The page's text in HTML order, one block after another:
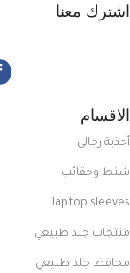
اشترك معنا
الاقسام
أحذية رجالي
شنط وحقائب
laptop sleeves
منتجات جلد طبيعي
محافظ جلد طبيعي